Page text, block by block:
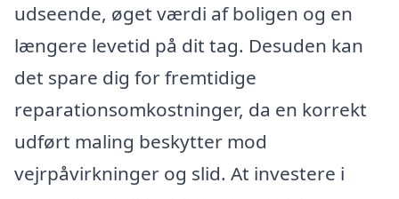
udseende, øget værdi af boligen og en
længere levetid på dit tag. Desuden kan
det spare dig for fremtidige
reparationsomkostninger, da en korrekt
udført maling beskytter mod
vejrpåvirkninger og slid. At investere i